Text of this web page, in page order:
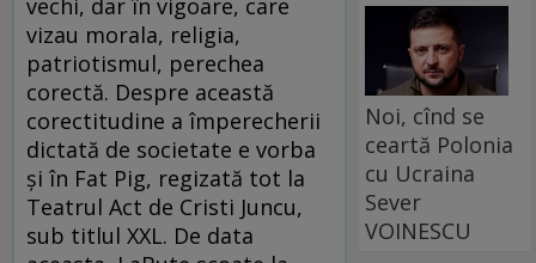
vizau morala, religia,
patriotismul, perechea
corectă. Despre această
corectitudine a împerecherii
dictată de societate e vorba
şi în Fat Pig, regizată tot la
Teatrul Act de Cristi Juncu,
sub titlul XXL. De data
Noi, cînd se
ceartă Polonia
cu Ucraina
Sever
VOINESCU